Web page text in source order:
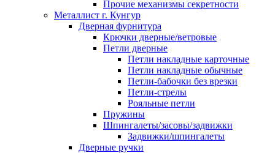
Прочие механизмы секретности
Металлист г. Кунгур
Дверная фурнитура
Крючки дверные/ветровые
Петли дверные
Петли накладные карточные
Петли накладные обычные
Петли-бабочки без врезки
Петли-стрелы
Рояльные петли
Пружины
Шпингалеты/засовы/задвижки
Задвижки/шпингалеты
Дверные ручки